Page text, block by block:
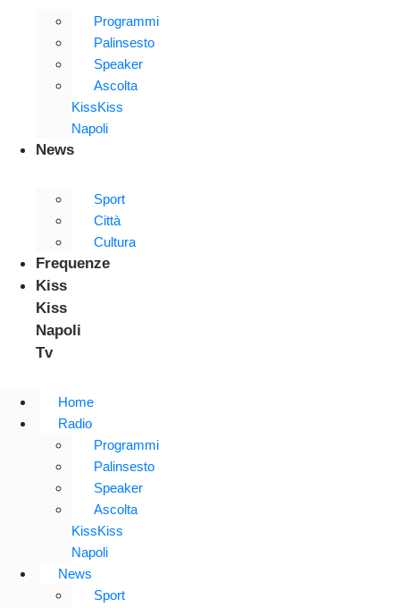
Programmi
Palinsesto
Speaker
Ascolta
KissKiss
Napoli
News
Sport
Città
Cultura
Frequenze
Kiss
Kiss
Napoli
Tv
Home
Radio
Programmi
Palinsesto
Speaker
Ascolta
KissKiss
Napoli
News
Sport